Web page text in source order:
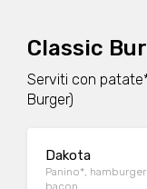
Classic
Serviti con patate*
Burger)
Dakota
Panino*,
bacon